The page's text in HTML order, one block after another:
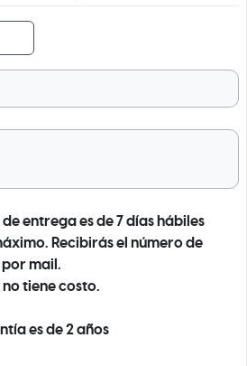
entrega es de 7 días hábiles
Recibirás el número de
mail.
no tiene costo.
es de 2 años